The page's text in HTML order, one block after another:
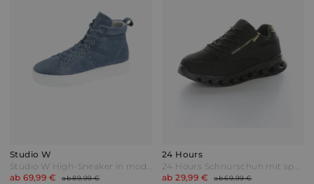
Studio W
Studio W High-Sneaker in modischer Optik Blau
ab 69,99 €
ab 89,99 €
24 Hours
24 Hours Schnürschuh mit sportiver Laufsohle Schwarz
ab 29,99 €
ab 69,99 €